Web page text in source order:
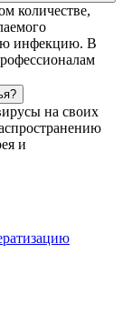
количестве,
инфекцию. В
на своих
и